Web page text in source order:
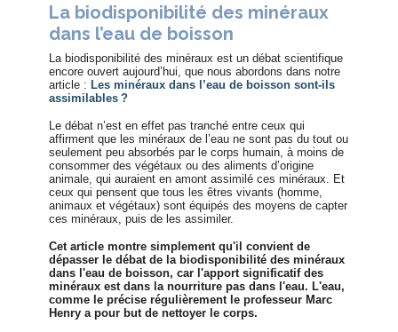
La biodisponibilité des minéraux
dans l’eau de boisson
La biodisponibilité des minéraux est un débat scientifique
encore ouvert aujourd’hui, que nous abordons dans notre
article : Les minéraux dans l’eau de boisson sont-ils
assimilables ?
Le débat n’est en effet pas tranché entre ceux qui
affirment que les minéraux de l’eau ne sont pas du tout ou
seulement peu absorbés par le corps humain, à moins de
consommer des végétaux ou des aliments d’origine
animale, qui auraient en amont assimilé ces minéraux. Et
ceux qui pensent que tous les êtres vivants (homme,
animaux et végétaux) sont équipés des moyens de capter
ces minéraux, puis de les assimiler.
Cet article montre simplement qu'il convient de
dépasser le débat de la biodisponibilité des minéraux
dans l'eau de boisson, car l'apport significatif des
minéraux est dans la nourriture pas dans l'eau. L'eau,
comme le précise régulièrement le professeur Marc
Henry a pour but de nettoyer le corps.